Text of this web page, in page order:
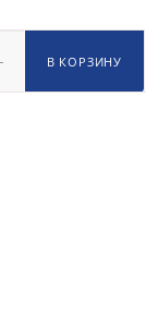
В КОРЗИНУ